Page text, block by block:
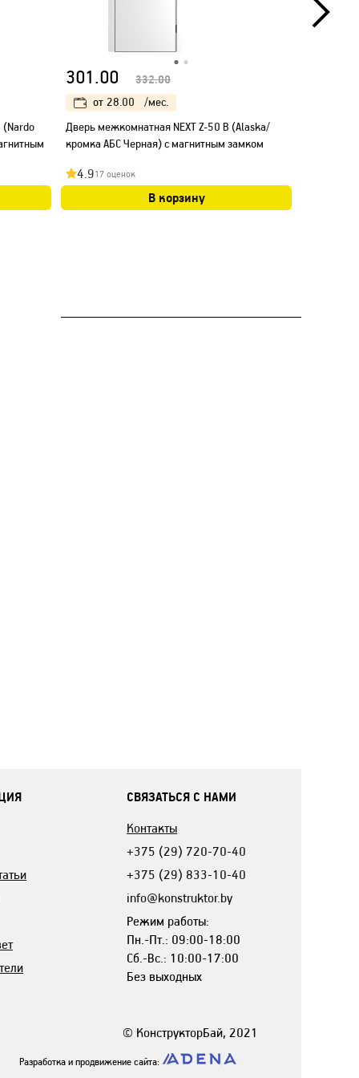
(Nardo
301.00 332.00
от 28.00
/мес.
Дверь межкомнатная NEXT Z-50 B (Alaska/
кромка АБС Черная) с магнитным замком
4.917 оценок
В корзину
СВЯЗАТЬСЯ С НАМИ
Контакты
+375 (29) 720-70-40
+375 (29) 833-10-40
info@konstruktor.by
Режим работы:
Пн.-Пт.: 09:00-18:00
Сб.-Вс.: 10:00-17:00
Без выходных
© КонструкторБай, 2021
Разработка и продвижение сайта: